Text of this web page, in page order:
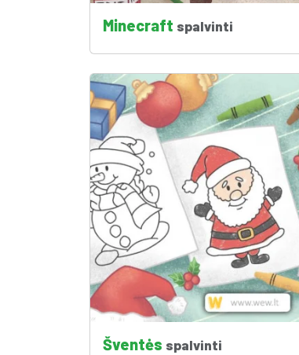
Minecraft spalvinti
Šventės spalvinti